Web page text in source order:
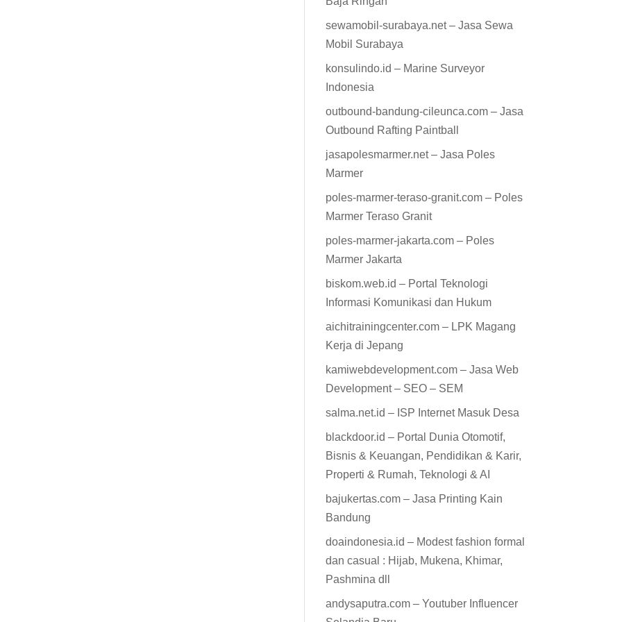
sewamobil-surabaya.net – Jasa Sewa
Mobil Surabaya
konsulindo.id – Marine Surveyor
Indonesia
outbound-bandung-cileunca.com – Jasa
Outbound Rafting Paintball
jasapolesmarmer.net – Jasa Poles
Marmer
poles-marmer-teraso-granit.com – Poles
Marmer Teraso Granit
poles-marmer-jakarta.com – Poles
Marmer Jakarta
biskom.web.id – Portal Teknologi
Informasi Komunikasi dan Hukum
aichitrainingcenter.com – LPK Magang
Kerja di Jepang
kamiwebdevelopment.com – Jasa Web
Development – SEO – SEM
salma.net.id – ISP Internet Masuk Desa
blackdoor.id – Portal Dunia Otomotif,
Bisnis & Keuangan, Pendidikan & Karir,
Properti & Rumah, Teknologi & AI
bajukertas.com – Jasa Printing Kain
Bandung
doaindonesia.id – Modest fashion formal
dan casual : Hijab, Mukena, Khimar,
Pashmina dll
andysaputra.com – Youtuber Influencer